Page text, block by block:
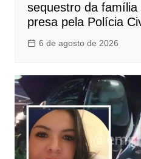
sequestro da
presa pela Polícia
6 de agosto de 2026